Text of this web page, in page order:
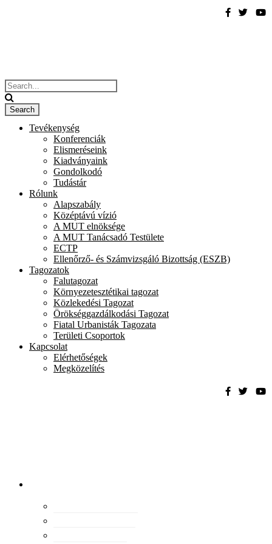
Tevékenység
Konferenciák
Elismeréseink
Kiadványaink
Gondolkodó
Tudástár
Rólunk
Alapszabály
Középtávú vízió
A MUT elnöksége
A MUT Tanácsadó Testülete
ECTP
Ellenőrző- és Számvizsgáló Bizottság (ESZB)
Tagozatok
Falutagozat
Környezetesztétikai tagozat
Közlekedési Tagozat
Örökséggazdálkodási Tagozat
Fiatal Urbanisták Tagozata
Területi Csoportok
Kapcsolat
Elérhetőségek
Megközelítés